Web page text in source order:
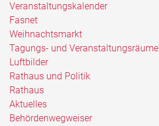
Veranstaltungskalender
Fasnet
Weihnachtsmarkt
Tagungs- und Veranstaltungsräume
Luftbilder
Rathaus und Politik
Rathaus
Aktuelles
Behördenwegweiser